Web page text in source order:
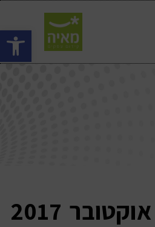
אוקטובר 2017